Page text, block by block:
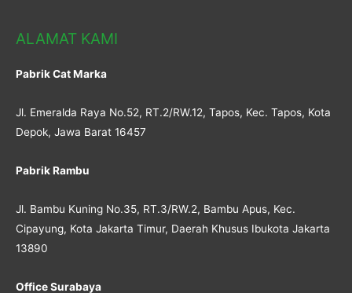
ALAMAT KAMI
Pabrik Cat Marka
Jl. Emeralda Raya No.52, RT.2/RW.12, Tapos, Kec. Tapos, Kota
Depok, Jawa Barat 16457
Pabrik Rambu
Jl. Bambu Kuning No.35, RT.3/RW.2, Bambu Apus, Kec.
Cipayung, Kota Jakarta Timur, Daerah Khusus Ibukota Jakarta
13890
Office Surabaya